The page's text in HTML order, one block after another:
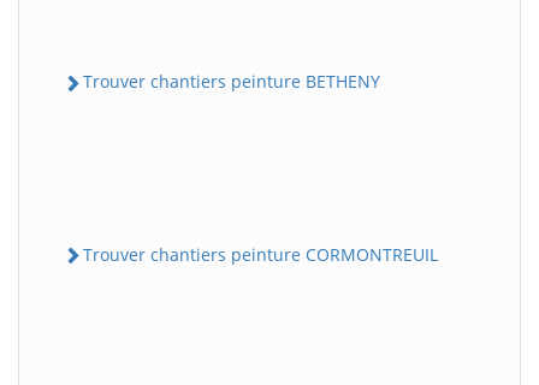
Trouver chantiers peinture BETHENY
Trouver chantiers peinture CORMONTREUIL